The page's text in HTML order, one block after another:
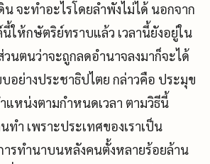
จะทำอะไรโดยลำพังไม่ได้ นอกจาก
ห้กษัตริย์ทราบแล้ว เวลานี้ยังอยู่ใน
ตนว่าจะถูกลดอำนาจลงมาก็จะได้
อย่างประชาธิปไตย กล่าวคือ ประมุข
หน่งตามกำหนดเวลา ตามวิธีนี้
ำ เพราะประเทศของเราเป็น
ารทำนาบนหลังคนตั้งหลายร้อยล้าน